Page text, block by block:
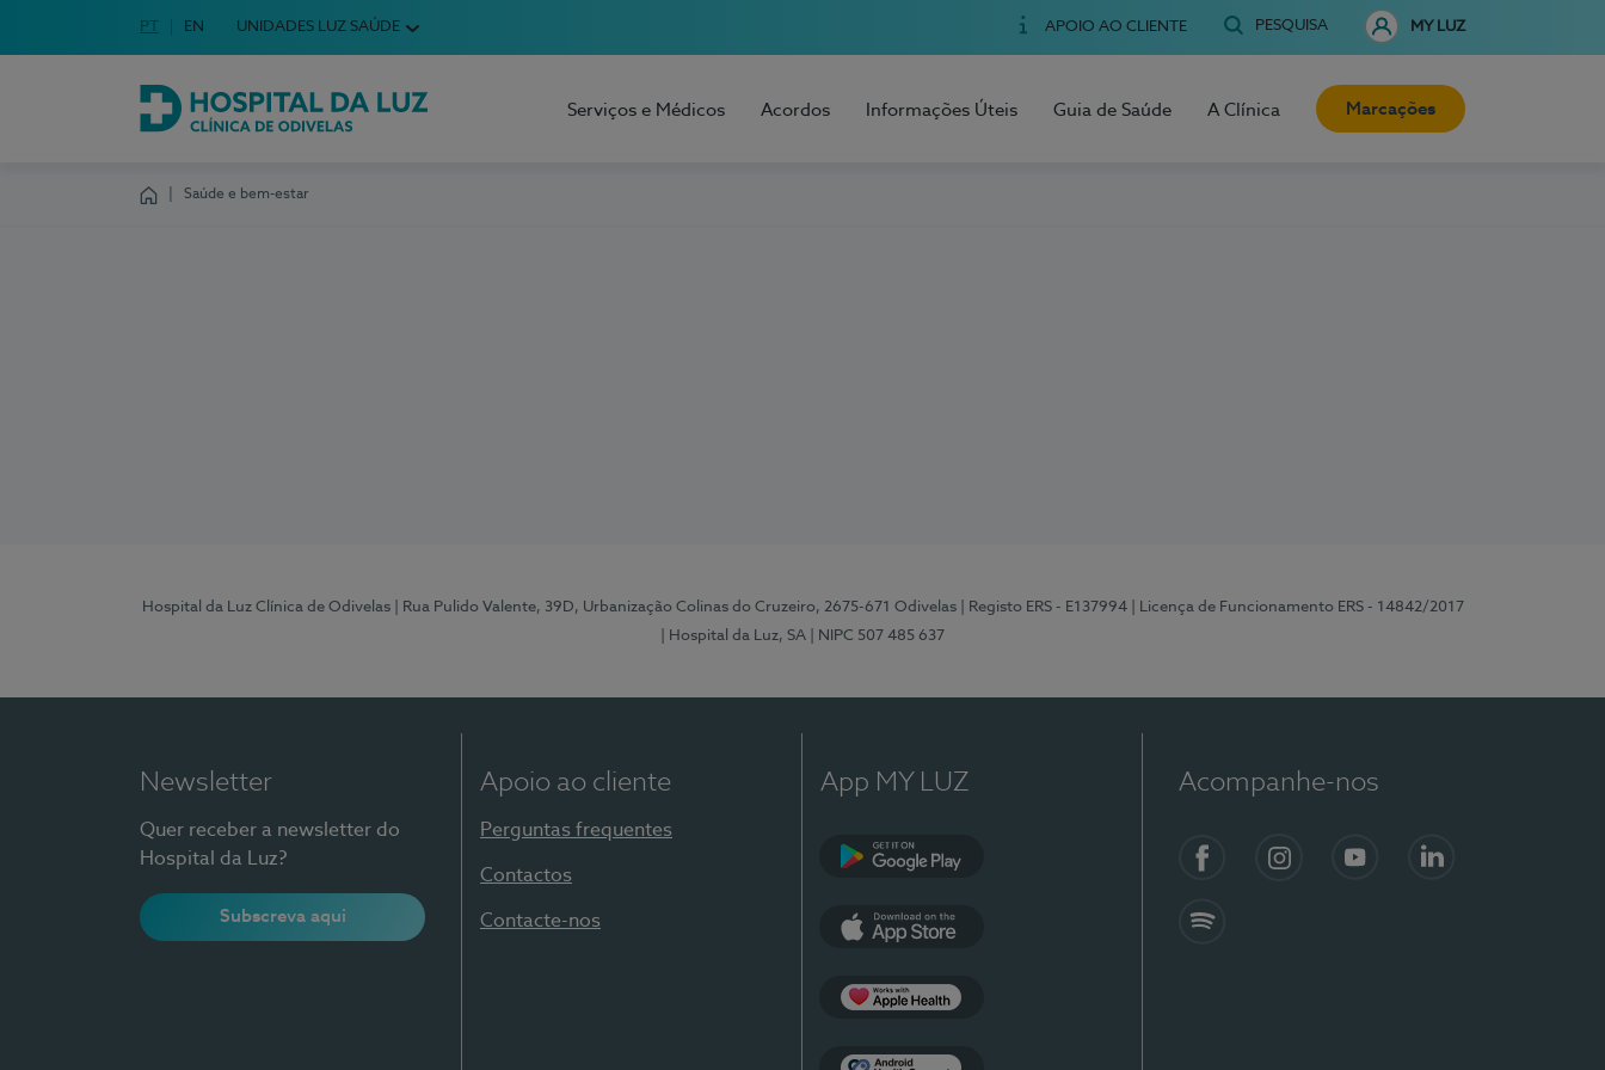
Escolha o seu idioma
Idioma em Português
PT English Language
EN UNIDADES LUZ SAÚDE APOIO AO CLIENTE PESQUISA MY LUZ
Hospital da Luz Clínica de Odivelas
Serviços e Médicos Acordos Informações Úteis Guia de Saúde A Clínica Marcações
Saúde e bem-estar
Hospital da Luz Clínica de Odivelas | Rua Pulido Valente, 39D, Urbanização Colinas do Cruzeiro, 2675-671 Odivelas | Registo ERS - E137994
| Licença de Funcionamento ERS - 14842/2017
| Hospital da Luz, SA
| NIPC 507 485 637
Newsletter
Quer receber a newsletter do
Hospital da Luz?
Subscreva aqui
Apoio ao cliente
Perguntas frequentes
Contactos
Contacte-nos
App MY LUZ Acompanhe-nos